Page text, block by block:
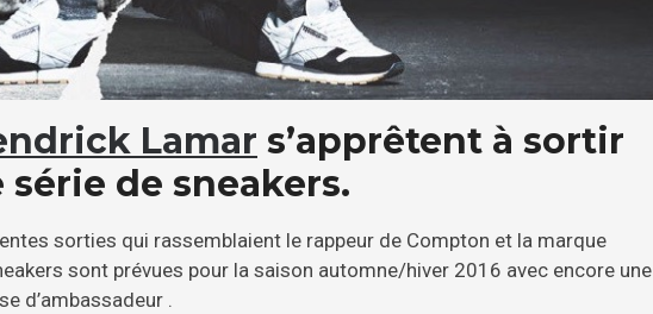
Lamar s’apprêtent à sortir
de sneakers.
sorties qui rassemblaient le rappeur de Compton et la marque
sont prévues pour la saison automne/hiver 2016 avec encore une
d’ambassadeur .